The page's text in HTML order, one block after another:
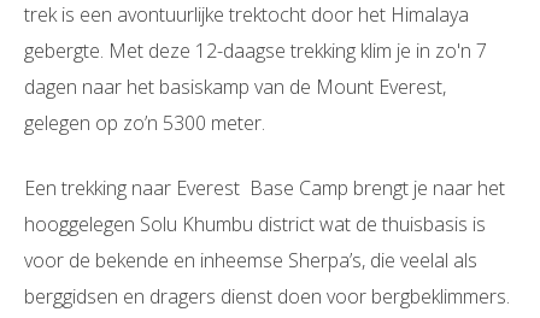
trek is een avontuurlijke trektocht door het Himalaya
gebergte. Met deze 12-daagse trekking klim je in zo'n 7
dagen naar het basiskamp van de Mount Everest,
gelegen op zo’n 5300 meter.
Een trekking naar Everest Base Camp brengt je naar het
hooggelegen Solu Khumbu district wat de thuisbasis is
voor de bekende en inheemse Sherpa’s, die veelal als
berggidsen en dragers dienst doen voor bergbeklimmers.